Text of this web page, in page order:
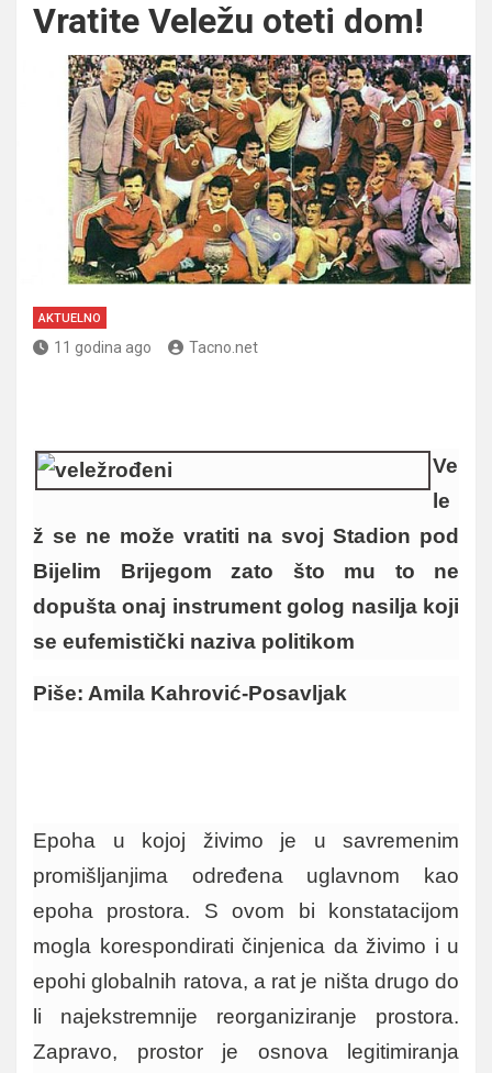
Vratite Veležu oteti dom!
AKTUELNO
11 godina ago Tacno.net
Ve
le
ž se ne može vratiti na svoj Stadion pod
Bijelim Brijegom zato što mu to ne
dopušta onaj instrument golog nasilja koji
se eufemistički naziva politikom
Piše: Amila Kahrović-Posavljak
Epoha u kojoj živimo je u savremenim
promišljanjima određena uglavnom kao
epoha prostora. S ovom bi konstatacijom
mogla korespondirati činjenica da živimo i u
epohi globalnih ratova, a rat je ništa drugo do
li najekstremnije reorganiziranje prostora.
Zapravo, prostor je osnova legitimiranja